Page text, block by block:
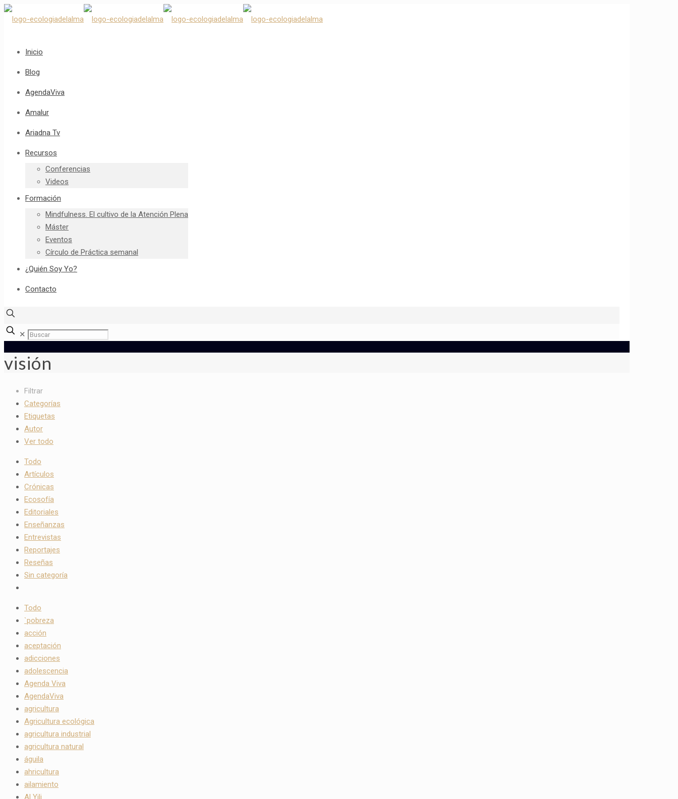
Inicio
Blog
AgendaViva
Amalur
Ariadna Tv
Recursos
Conferencias
Videos
Formación
Mindfulness. El cultivo de la Atención Plena
Máster
Eventos
Círculo de Práctica semanal
¿Quién Soy Yo?
Contacto
✕
visión
Filtrar
Categorías
Etiquetas
Autor
Ver todo
Todo
Artículos
Crónicas
Ecosofía
Editoriales
Enseñanzas
Entrevistas
Reportajes
Reseñas
Sin categoría
Todo
`pobreza
acción
aceptación
adicciones
adolescencia
Agenda Viva
AgendaViva
agricultura
Agricultura ecológica
agricultura industrial
agricultura natural
águila
ahricultura
ailamiento
Al Yili